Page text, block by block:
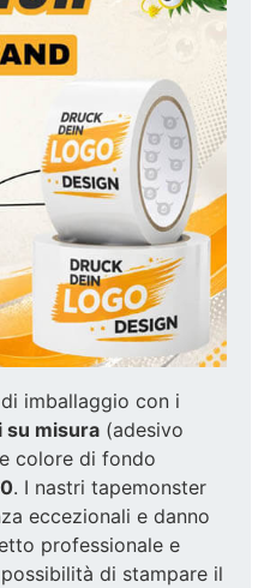
imballaggio con i
su misura (adesivo
colore di fondo
. I nastri tapemonster
eccezionali e danno
professionale e
di stampare il